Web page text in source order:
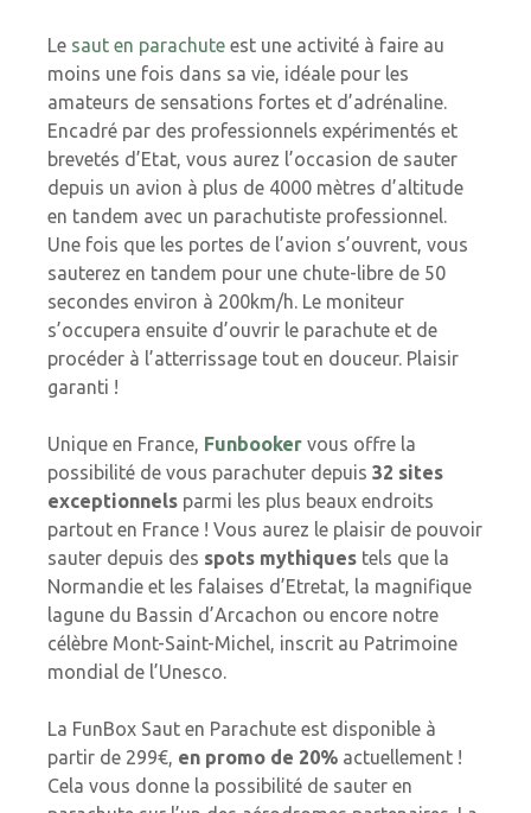
Le saut en parachute est une activité à faire au
moins une fois dans sa vie, idéale pour les
amateurs de sensations fortes et d’adrénaline.
Encadré par des professionnels expérimentés et
brevetés d’Etat, vous aurez l’occasion de sauter
depuis un avion à plus de 4000 mètres d’altitude
en tandem avec un parachutiste professionnel.
Une fois que les portes de l’avion s’ouvrent, vous
sauterez en tandem pour une chute-libre de 50
secondes environ à 200km/h. Le moniteur
s’occupera ensuite d’ouvrir le parachute et de
procéder à l’atterrissage tout en douceur. Plaisir
garanti !
Unique en France, Funbooker vous offre la
possibilité de vous parachuter depuis 32 sites
exceptionnels parmi les plus beaux endroits
partout en France ! Vous aurez le plaisir de pouvoir
sauter depuis des spots mythiques tels que la
Normandie et les falaises d’Etretat, la magnifique
lagune du Bassin d’Arcachon ou encore notre
célèbre Mont-Saint-Michel, inscrit au Patrimoine
mondial de l’Unesco.
La FunBox Saut en Parachute est disponible à
partir de 299€, en promo de 20% actuellement !
Cela vous donne la possibilité de sauter en